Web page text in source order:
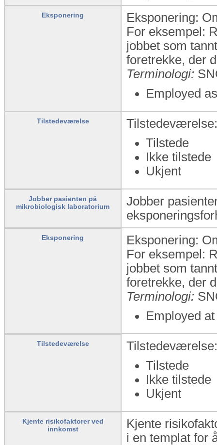
Eksponering
Eksponering:
For eksempel:
jobbet som
foretrekke, der
Terminologi:
Employed
Tilstedeværelse
Tilstede
Ikke tilstede
Ukjent
Jobber pasienten på
mikrobiologisk laboratorium
Jobber
Eksponering
Eksponering:
For eksempel:
jobbet som
foretrekke, der
Terminologi:
Employed
Tilstedeværelse
Tilstede
Ikke tilstede
Ukjent
Kjente risikofaktorer ved
innkomst
Kjente
i en templat for